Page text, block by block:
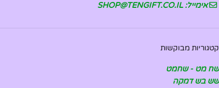
אימייל: SHOP@TENGIFT.CO.IL
קטגוריות מבוקשות
שח מט - שחמט
שש בש דמקה